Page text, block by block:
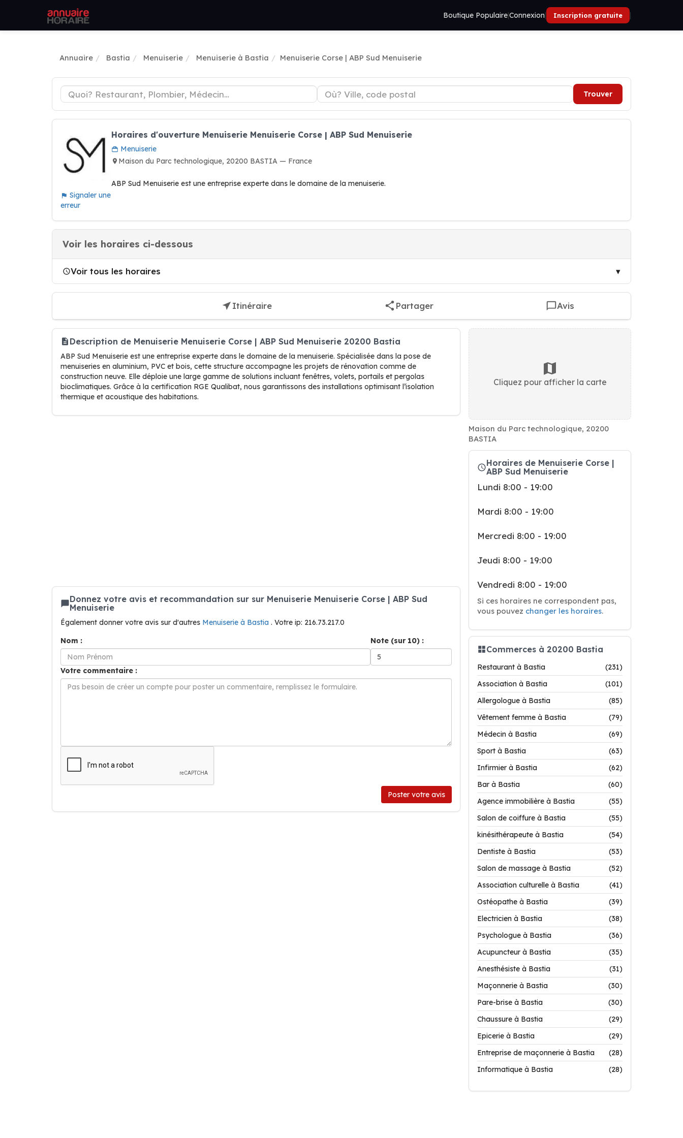
Boutique Populaire|Connexion| Inscription gratuite |
Annuaire Bastia Menuiserie Menuiserie à Bastia Menuiserie Corse | ABP Sud Menuiserie
Trouver
Signaler une
erreur
Horaires d'ouverture Menuiserie Menuiserie Corse | ABP Sud Menuiserie
Menuiserie
Maison du Parc technologique, 20200 BASTIA — France
ABP Sud Menuiserie est une entreprise experte dans le domaine de la menuiserie.
Voir les horaires ci-dessous
Voir tous les horaires
Itinéraire Partager Avis
Description de Menuiserie Menuiserie Corse | ABP Sud Menuiserie 20200 Bastia
ABP Sud Menuiserie est une entreprise experte dans le domaine de la menuiserie. Spécialisée dans la pose de
menuiseries en aluminium, PVC et bois, cette structure accompagne les projets de rénovation comme de
construction neuve. Elle déploie une large gamme de solutions incluant fenêtres, volets, portails et pergolas
bioclimatiques. Grâce à la certification RGE Qualibat, nous garantissons des installations optimisant l’isolation
thermique et acoustique des habitations.
Donnez votre avis et recommandation sur sur Menuiserie Menuiserie Corse | ABP Sud
Menuiserie
Également donner votre avis sur d'autres Menuiserie à Bastia . Votre ip: 216.73.217.0
Nom :
Note (sur 10) :
Votre commentaire :
Poster votre avis
Cliquez pour afficher la carte
Maison du Parc technologique, 20200
BASTIA
Horaires de Menuiserie Corse |
ABP Sud Menuiserie
Lundi 8:00 - 19:00
Mardi 8:00 - 19:00
Mercredi 8:00 - 19:00
Jeudi 8:00 - 19:00
Vendredi 8:00 - 19:00
Si ces horaires ne correspondent pas,
vous pouvez changer les horaires.
Commerces à 20200 Bastia
Restaurant à Bastia
(231)
Association à Bastia
(101)
Allergologue à Bastia
(85)
Vêtement femme à Bastia
(79)
Médecin à Bastia
(69)
Sport à Bastia
(63)
Infirmier à Bastia
(62)
Bar à Bastia
(60)
Agence immobilière à Bastia
(55)
Salon de coiffure à Bastia
(55)
kinésithérapeute à Bastia
(54)
Dentiste à Bastia
(53)
Salon de massage à Bastia
(52)
Association culturelle à Bastia
(41)
Ostéopathe à Bastia
(39)
Electricien à Bastia
(38)
Psychologue à Bastia
(36)
Acupuncteur à Bastia
(35)
Anesthésiste à Bastia
(31)
Maçonnerie à Bastia
(30)
Pare-brise à Bastia
(30)
Chaussure à Bastia
(29)
Epicerie à Bastia
(29)
Entreprise de maçonnerie à Bastia
(28)
Informatique à Bastia
(28)